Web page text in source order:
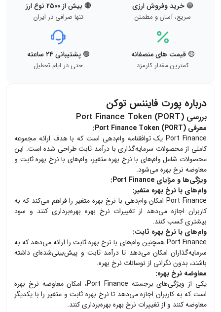
🔵 خرید وفروش ارزی
سریع، آسان و مطمئن
🔴 بیش از ۲۵۰۰ نوع ارز
تنها صرافی در ایران
🟡 قیمت های منصفانه
کمترین مقدار کارمزد
🟢 پشتیبانی ۲۴ ساعته
حتی در ایام تعطیل
درباره پورت فایننس توکن
بررسی Port Finance Token (PORT)
معرفی Port Finance Token (PORT):
Port Finance یک توافقنامه وام‌دهی است که با هدف ارائه مجموعه
کاملی از محصولات سرمایه‌گذاری با درآمد ثابت طراحی شده است. این
محصولات شامل وام‌های با نرخ بهره متغیر، وام‌های با نرخ بهره ثابت و
معاوضه نرخ بهره می‌شود.
ویژگی‌ها و مزایای Port Finance:
وام‌های با نرخ بهره متغیر:
Port Finance امکان وام‌دهی با نرخ بهره متغیر را فراهم می‌کند که به
کاربران اجازه می‌دهد از تغییرات نرخ بهره بهره‌برداری کنند و سود
بیشتری کسب کنند.
وام‌های با نرخ بهره ثابت:
Port Finance همچنین وام‌های با نرخ بهره ثابت را ارائه می‌دهد که به
سرمایه‌گذاران امکان می‌دهد تا درآمد ثابت و پیش‌بینی‌شده‌ای داشته
باشند، بدون نگرانی از نوسانات نرخ بهره.
معاوضه نرخ بهره:
یکی از ویژگی‌های برجسته Port Finance، امکان معاوضه نرخ بهره
است که به کاربران اجازه می‌دهد تا نرخ بهره ثابت و متغیر را با یکدیگر
معاوضه کنند و از تغییرات نرخ بهره بهره‌برداری کنند.